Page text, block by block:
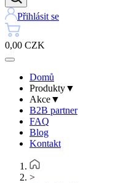
Přihlásit se
0,00 CZK
Domů
Produkty▼
Akce▼
B2B partner
FAQ
Blog
Kontakt
>